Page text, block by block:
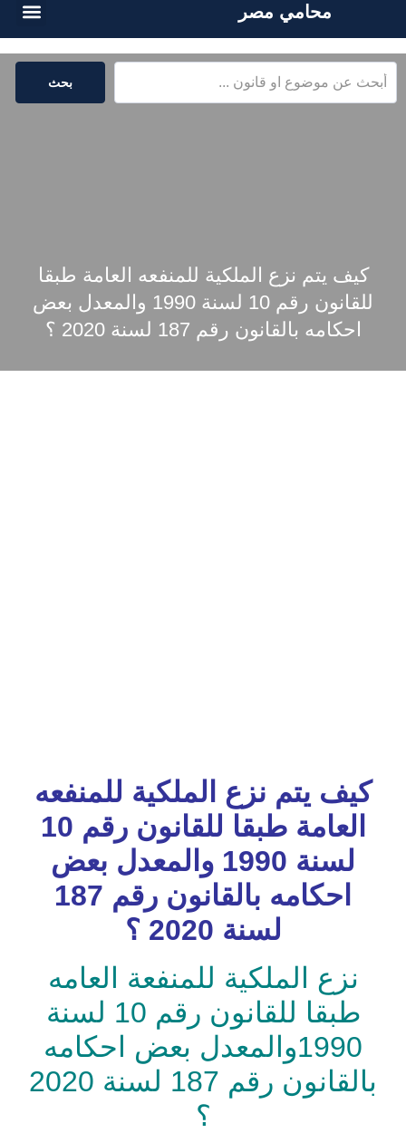
محامي مصر
بحث
كيف يتم نزع الملكية للمنفعه العامة طبقا
للقانون رقم 10 لسنة 1990 والمعدل بعض
احكامه بالقانون رقم 187 لسنة 2020 ؟
كيف يتم نزع الملكية للمنفعه
العامة طبقا للقانون رقم 10
لسنة 1990 والمعدل بعض
احكامه بالقانون رقم 187
لسنة 2020 ؟
نزع الملكية للمنفعة العامه
طبقا للقانون رقم 10 لسنة
1990والمعدل بعض احكامه
بالقانون رقم 187 لسنة 2020
؟